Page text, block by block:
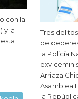
con la
y la
Tres
de
la Policía
Arriaza
Asamblea
la